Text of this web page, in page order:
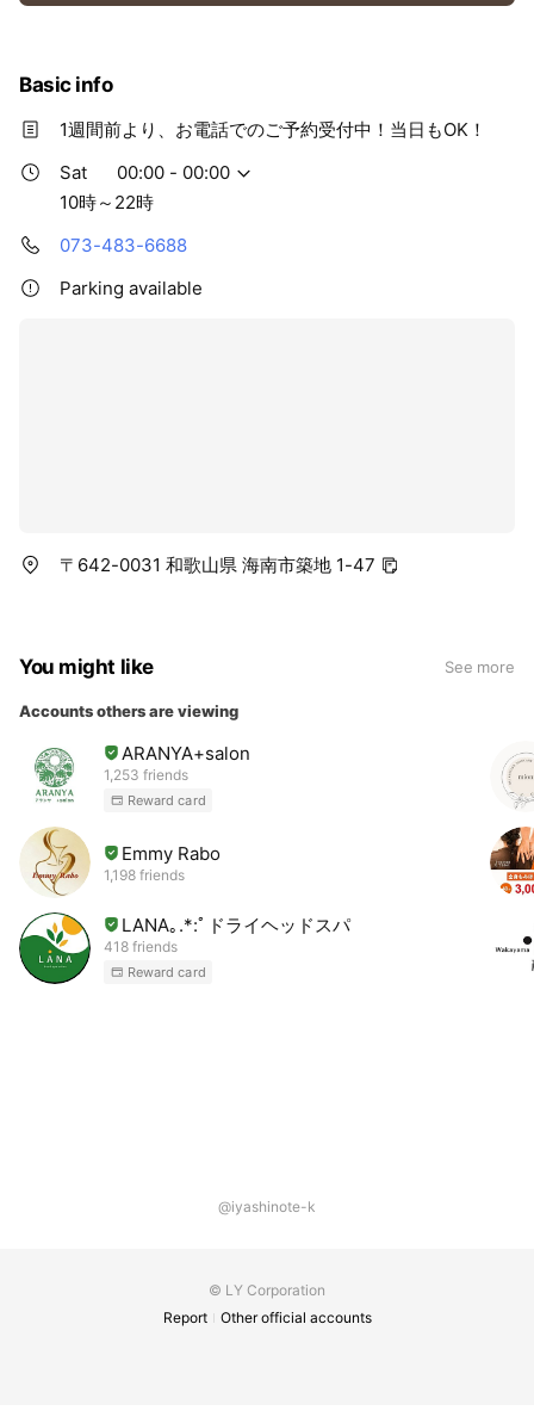
Basic info
1週間前より、お電話でのご予約受付中！当日もOK！
Sat
00:00 - 00:00
10時～22時
073-483-6688
Parking available
〒642-0031 和歌山県 海南市築地 1-47
You might like See more
Accounts others are viewing
ARANYA+salon
1,253 friends
Reward card
Emmy Rabo
1,198 friends
LANA｡.*:ﾟドライヘッドスパ
418 friends
Reward card
@iyashinote-k
© LY Corporation
Report
Other official accounts